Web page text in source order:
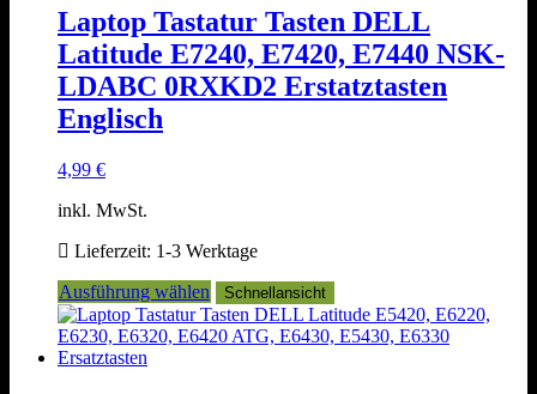
Varianten
auf.
Die
Optionen
können
Laptop Tastatur Tasten DELL
Latitude E7240, E7420, E7440 NSK-
LDABC 0RXKD2 Erstatztasten
Englisch
4,99 €
inkl. MwSt.
Lieferzeit: 1-3 Werktage
Ausführung wählen
Dieses
Produkt
weist
Schnellansicht